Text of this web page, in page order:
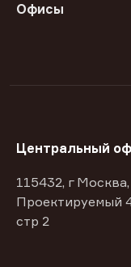
Офисы
Центральный
115432, г
Проектируемый
стр 2